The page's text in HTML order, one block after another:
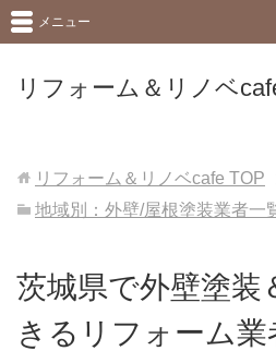
リフォーム＆リノベ
メニュー
リフォーム＆リノベcafe TOP
地域別：外壁/屋根塗装業者一
茨城県で外壁塗装
きるリフォーム